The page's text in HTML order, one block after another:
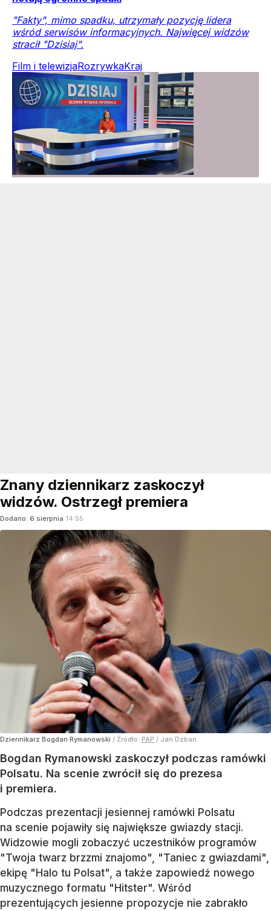
"Fakty", mimo spadku, utrzymały pozycję lidera
wśród serwisów informacyjnych. Najwięcej widzów
stracił "Dzisiaj".
Film i telewizjaRozrywkaKraj
Znany dziennikarz zaskoczył
widzów. Ostrzegł premiera
Dodano: 6 sierpnia 14:55
Dziennikarz Bogdan Rymanowski / Źródło: PAP / Jan Dzban
Bogdan Rymanowski zaskoczył podczas ramówki
Polsatu. Na scenie zwrócił się do prezesa
i premiera.
Podczas prezentacji jesiennej ramówki Polsatu
na scenie pojawiły się największe gwiazdy stacji.
Widzowie mogli zobaczyć uczestników programów
"Twoja twarz brzzmi znajomo", "Taniec z gwiazdami",
ekipę "Halo tu Polsat", a także zapowiedź nowego
muzycznego formatu "Hitster". Wśród
prezentujących jesienne propozycje nie zabrakło